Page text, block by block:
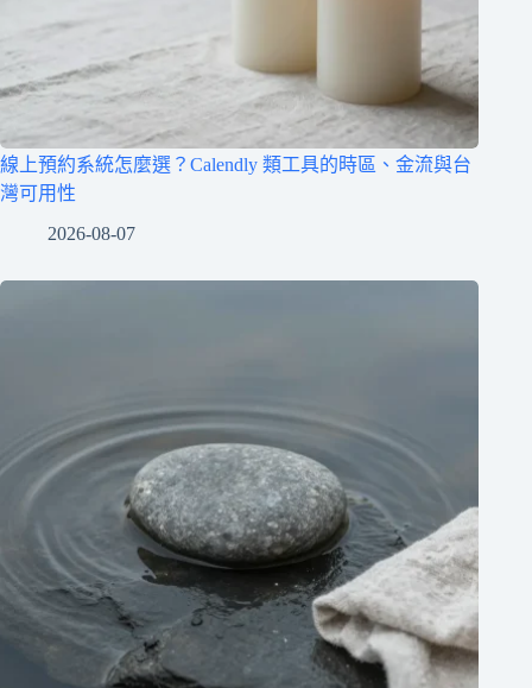
線上預約系統怎麼選？Calendly 類工具的時區、金流與台
灣可用性
2026-08-07